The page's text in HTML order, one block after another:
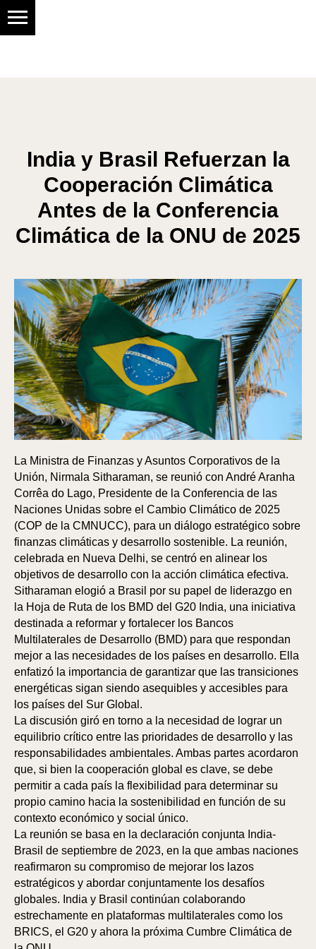
India y Brasil Refuerzan la
Cooperación Climática
Antes de la Conferencia
Climática de la ONU de 2025
La Ministra de Finanzas y Asuntos Corporativos de la
Unión, Nirmala Sitharaman, se reunió con André Aranha
Corrêa do Lago, Presidente de la Conferencia de las
Naciones Unidas sobre el Cambio Climático de 2025
(COP de la CMNUCC), para un diálogo estratégico sobre
finanzas climáticas y desarrollo sostenible. La reunión,
celebrada en Nueva Delhi, se centró en alinear los
objetivos de desarrollo con la acción climática efectiva.
Sitharaman elogió a Brasil por su papel de liderazgo en
la Hoja de Ruta de los BMD del G20 India, una iniciativa
destinada a reformar y fortalecer los Bancos
Multilaterales de Desarrollo (BMD) para que respondan
mejor a las necesidades de los países en desarrollo. Ella
enfatizó la importancia de garantizar que las transiciones
energéticas sigan siendo asequibles y accesibles para
los países del Sur Global.
La discusión giró en torno a la necesidad de lograr un
equilibrio crítico entre las prioridades de desarrollo y las
responsabilidades ambientales. Ambas partes acordaron
que, si bien la cooperación global es clave, se debe
permitir a cada país la flexibilidad para determinar su
propio camino hacia la sostenibilidad en función de su
contexto económico y social único.
La reunión se basa en la declaración conjunta India-
Brasil de septiembre de 2023, en la que ambas naciones
reafirmaron su compromiso de mejorar los lazos
estratégicos y abordar conjuntamente los desafíos
globales. India y Brasil continúan colaborando
estrechamente en plataformas multilaterales como los
BRICS, el G20 y ahora la próxima Cumbre Climática de